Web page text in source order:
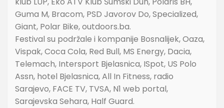
Guma M, Bracom, PSD Javorov Do, Specialized,
Giant, Polar Bike, outdoors.ba.
Festival su podržale i kompanije Bosnalijek, Oaza,
Vispak, Coca Cola, Red Bull, MS Energy, Dacia,
Telemach, Intersport Bjelasnica, ISpot, US Polo
Assn, hotel Bjelasnica, All In Fitness, radio
Sarajevo, FACE TV, TVSA, N1 web portal,
Sarajevska Sehara, Half Guard.